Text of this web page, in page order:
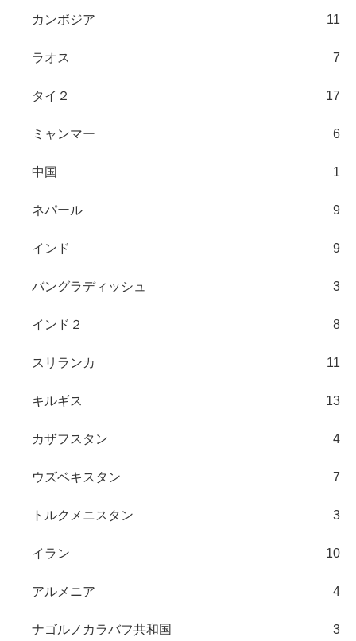
カンボジア 11
ラオス 7
タイ２ 17
ミャンマー 6
中国 1
ネパール 9
インド 9
バングラディッシュ 3
インド２ 8
スリランカ 11
キルギス 13
カザフスタン 4
ウズベキスタン 7
トルクメニスタン 3
イラン 10
アルメニア 4
ナゴルノカラバフ共和国 3